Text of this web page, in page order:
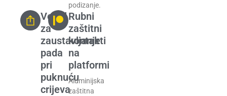
podizanje.
Ventil
za
zaustavljanje
pada
pri
puknuću
crijeva
Rubni
zaštitni
kontakti
na
platformi
Aluminijska
zaštitna